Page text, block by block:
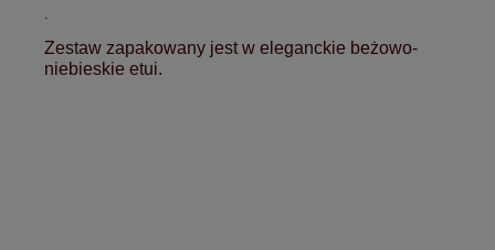
.
Zestaw zapakowany jest w eleganckie beżowo-
niebieskie etui.